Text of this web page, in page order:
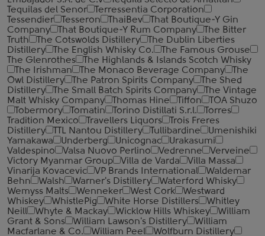
Tequilas del Senor
Terressentia Corporation
Tessendier
Tesseron ThaiBev
That Boutique-Y Gin
Company
That Boutique-Y Rum Company
The Bitter
Truth
The Cotswolds Distillery
The Dublin Liberties
Distillery
The English Whisky Co.
The Famous Grouse
The Glenrothes
The Highlands & Islands Scotch Whisky
The Irishman
The Monaco Beverage Company
The
Owl Distillery
The Patron Spirits Company
The Shed
Distillery
The Small Batch Spirits Company
The Vintage
Malt Whisky Company
Thomas Hine Tiffon
TOA Shuzo
Tobermory
Tomatin Torino Distillati S.r.l.
Torres
Tradition Mexico
Travellers Liquors
Trois Freres
Distillery
TTL Nantou Distillery Tullibardine
Umenishiki
Yamakawa
Underberg Unicognac
Urakasumi
Valdespino
Valsa Nuovo Perlino Vedrenne
Verveine
Victory Myanmar Group
Villa de Varda
Villa Massa
Vinarija Kovacevic
VP Brands International
Waldemar
Behn
Walsh Warner's Distillery
Waterford Whisky
Wemyss Malts
Wenneker West Cork
Westward
Whiskey
WhistlePig White Horse Distillers
Whitley
Neill
Whyte & Mackay Wicklow Hills Whiskey
William
Grant & Sons
William Lawson's Distillery
William
Macfarlane & Co.
William Peel Wolfburn Distillery